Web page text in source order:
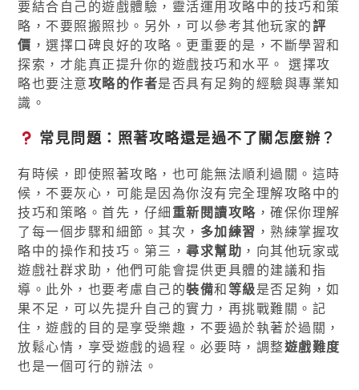
要結合自己的遊戲體驗，靈活運用攻略中的技巧和策
略，不要照搬照抄。另外，可以參考其他玩家的評
價 ，選擇口碑良好的攻略。更重要的是，不斷學習和
探索，才能真正提升你的遊戲技巧和水平。 選擇攻
略也要注意攻略的作者是否具有足夠的經驗與專業知
識。
常見問題：照著攻略還是過不了關怎麼辦？
有時候，即使照著攻略，也可能無法順利過關。這時
候，不要灰心，可能是因為你沒有完全理解攻略中的
技巧和策略。首先，仔細重新閱讀攻略 ，確保你理解
了每一個步驟和細節。其次， 多加練習 ，熟練掌握攻
略中的操作和技巧。第三，尋求幫助 ，向其他玩家或
遊戲社群求助，他們可能會提供更具體的建議和指
導。此外，也要考慮自己的裝備和等級是否足夠，如
果不足，可以先提升自己的實力，再挑戰難關。記
住，遊戲的目的是享受樂趣，不要過於執著於過關，
放鬆心情，享受遊戲的過程。必要時，調整遊戲難度
也是一個可行的辦法。